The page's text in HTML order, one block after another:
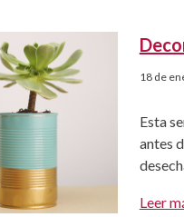
18 de
Esta
antes
Leer